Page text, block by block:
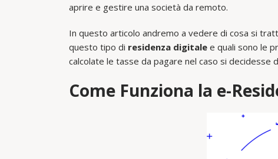
aprire e gestire una società da remoto.
In questo articolo andremo a vedere di cosa si
questo tipo di residenza digitale e quali sono le
calcolate le tasse da pagare nel caso si decidesse
Come Funziona la e-